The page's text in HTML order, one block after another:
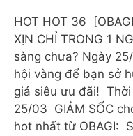
HOT HOT 36
XỊN CHỈ TRONG 1
sàng chưa? Ngày
hội vàng để bạn sở
giá siêu ưu đãi!
25/03 GIẢM SỐC
hot nhất từ OBAGI: